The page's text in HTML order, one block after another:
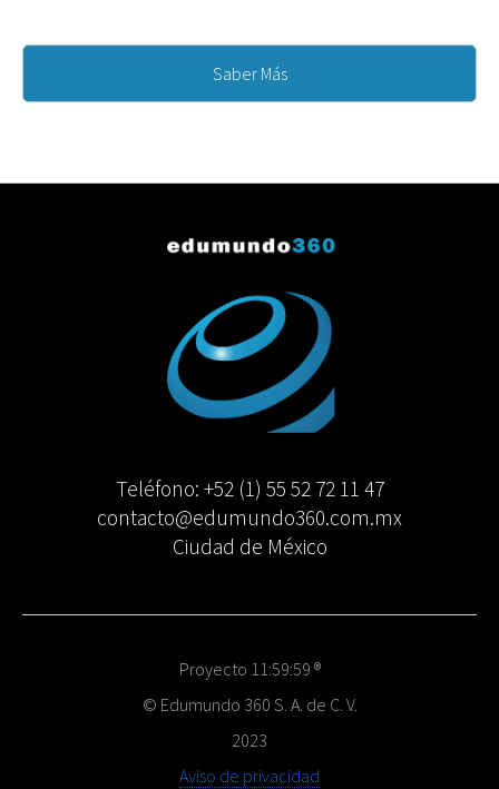
Saber Más
Teléfono: +52 (1) 55 52 72 11 47
contacto@edumundo360.com.mx
Ciudad de México
Proyecto 11:59:59 ®
© Edumundo 360 S. A. de C. V.
2023
Aviso de privacidad